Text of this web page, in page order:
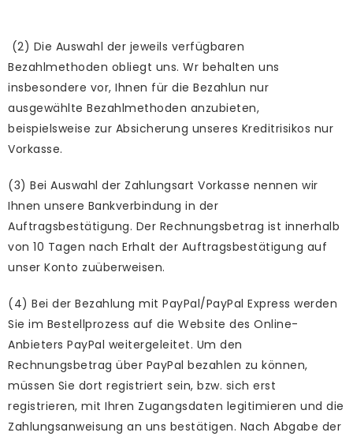
(2) Die Auswahl der jeweils verfügbaren
Bezahlmethoden obliegt uns. Wr behalten uns
insbesondere vor, Ihnen für die Bezahlun nur
ausgewählte Bezahlmethoden anzubieten,
beispielsweise zur Absicherung unseres Kreditrisikos nur
Vorkasse.
(3) Bei Auswahl der Zahlungsart Vorkasse nennen wir
Ihnen unsere Bankverbindung in der
Auftragsbestätigung. Der Rechnungsbetrag ist innerhalb
von 10 Tagen nach Erhalt der Auftragsbestätigung auf
unser Konto zuüberweisen.
(4) Bei der Bezahlung mit PayPal/PayPal Express werden
Sie im Bestellprozess auf die Website des Online-
Anbieters PayPal weitergeleitet. Um den
Rechnungsbetrag über PayPal bezahlen zu können,
müssen Sie dort registriert sein, bzw. sich erst
registrieren, mit Ihren Zugangsdaten legitimieren und die
Zahlungsanweisung an uns bestätigen. Nach Abgabe der